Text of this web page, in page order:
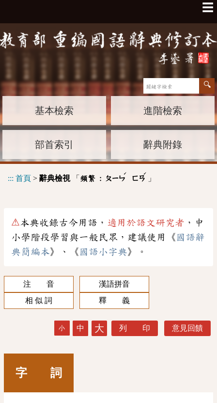
☰
基本檢索 進階檢索
部首索引 辭典附錄
::: 首頁 > 辭典檢視「 頻繁 : ㄆㄧㄣ
ˊ
ㄈㄢ
ˊ
」
⚠本典收錄古今用語， 適用於語文研究者 ，中
小學階段學習與一般民眾，建議使用《 國語辭
典簡編本》、《 國語小字典》。
注 音
漢語拼音
相 似 詞
釋 義
小 中 大 列 印 意見回饋
字 詞